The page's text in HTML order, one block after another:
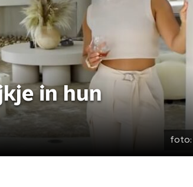
in hun
foto: